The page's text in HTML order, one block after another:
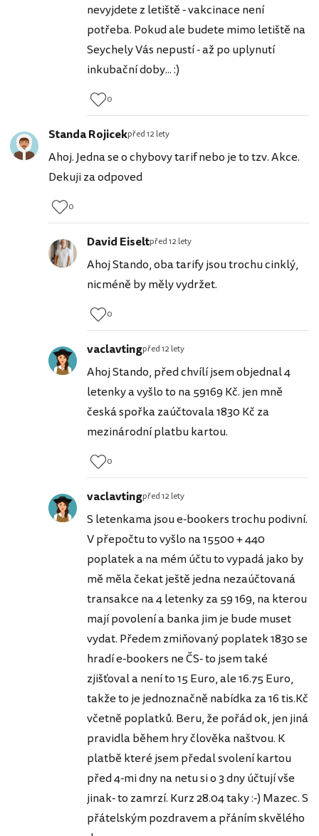
nevyjdete z letiště - vakcinace není
potřeba. Pokud ale budete mimo letiště na
Seychely Vás nepustí - až po uplynutí
inkubační doby... :)
0
Standa Rojicekpřed 12 lety
Ahoj. Jedna se o chybovy tarif nebo je to tzv. Akce.
Dekuji za odpoved
0
David Eiseltpřed 12 lety
Ahoj Stando, oba tarify jsou trochu cinklý,
nicméně by měly vydržet.
0
vaclavtingpřed 12 lety
Ahoj Stando, před chvílí jsem objednal 4
letenky a vyšlo to na 59169 Kč. jen mně
česká spořka zaúčtovala 1830 Kč za
mezinárodní platbu kartou.
0
vaclavtingpřed 12 lety
S letenkama jsou e-bookers trochu podivní.
V přepočtu to vyšlo na 15500 + 440
poplatek a na mém účtu to vypadá jako by
mě měla čekat ještě jedna nezaúčtovaná
transakce na 4 letenky za 59 169, na kterou
mají povolení a banka jim je bude muset
vydat. Předem zmiňovaný poplatek 1830 se
hradí e-bookers ne ČS- to jsem také
zjišťoval a není to 15 Euro, ale 16.75 Euro,
takže to je jednoznačně nabídka za 16 tis.Kč
včetně poplatků. Beru, že pořád ok, jen jiná
pravidla během hry člověka naštvou. K
platbě které jsem předal svolení kartou
před 4-mi dny na netu si o 3 dny účtují vše
jinak- to zamrzí. Kurz 28.04 taky :-) Mazec. S
přátelským pozdravem a přáním skvělého